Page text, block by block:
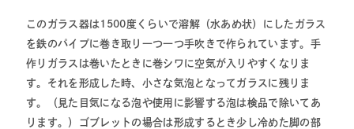
このガラス器は1500度くらいで溶解（水あめ状）にしたガラス
を鉄のパイプに巻き取り一つ一つ手吹きで作られています。手
作りガラスは巻いたときに巻シワに空気が入りやすくなりま
す。それを形成した時、小さな気泡となってガラスに残りま
す。（見た目気になる泡や使用に影響する泡は検品で除いてあ
ります。）ゴブレットの場合は形成するとき少し冷めた脚の部